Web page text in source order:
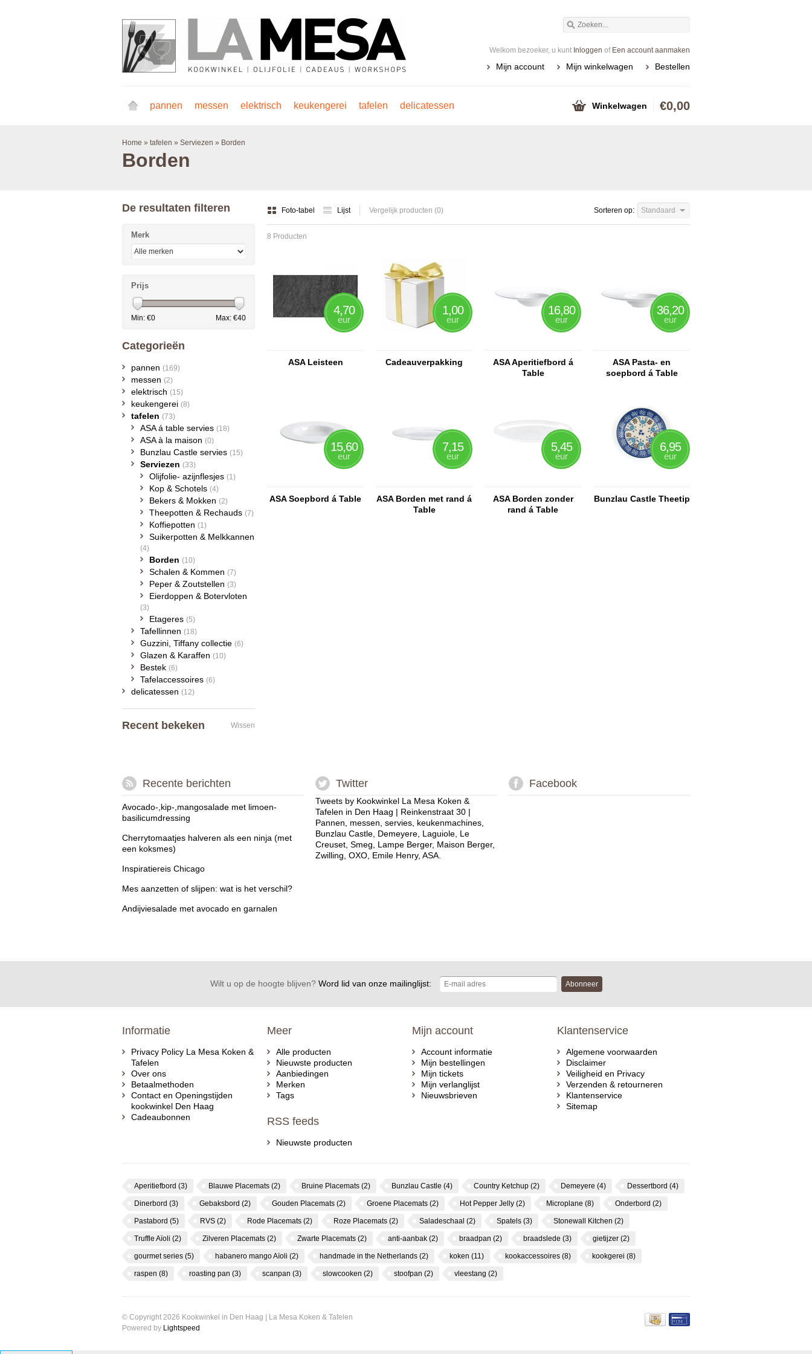
Welkom bezoeker, u kunt Inloggen of Een account aanmaken
Mijn account Mijn winkelwagen Bestellen
pannen messen elektrisch keukengerei tafelen delicatessen Winkelwagen €0,00
Home » tafelen » Serviezen » Borden
Borden
Foto-tabel Lijst Vergelijk producten (0) Sorteren op: Standaard
8 Producten
4,70
eur
ASA Leisteen
1,00
eur
Cadeauverpakking
16,80
eur
ASA Aperitiefbord á
Table
36,20
eur
ASA Pasta- en
soepbord á Table
15,60
eur
ASA Soepbord á Table
7,15
eur
ASA Borden met rand á
Table
5,45
eur
ASA Borden zonder
rand á Table
6,95
eur
Bunzlau Castle Theetip
De resultaten filteren
Merk
Prijs
Min: €0 Max: €40
Categorieën
pannen (169)
messen (2)
elektrisch (15)
keukengerei (8)
tafelen (73)
ASA á table servies (18)
ASA à la maison (0)
Bunzlau Castle servies (15)
Serviezen (33)
Olijfolie- azijnflesjes (1)
Kop & Schotels (4)
Bekers & Mokken (2)
Theepotten & Rechauds (7)
Koffiepotten (1)
Suikerpotten & Melkkannen
(4)
Borden (10)
Schalen & Kommen (7)
Peper & Zoutstellen (3)
Eierdoppen & Botervloten
(3)
Etageres (5)
Tafellinnen (18)
Guzzini, Tiffany collectie (6)
Glazen & Karaffen (10)
Bestek (6)
Tafelaccessoires (6)
delicatessen (12)
Recent bekeken Wissen
Recente berichten
Avocado-,kip-,mangosalade met limoen-
basilicumdressing
Cherrytomaatjes halveren als een ninja (met
een koksmes)
Inspiratiereis Chicago
Mes aanzetten of slijpen: wat is het verschil?
Andijviesalade met avocado en garnalen
Twitter
Tweets by Kookwinkel La Mesa Koken &
Tafelen in Den Haag | Reinkenstraat 30 |
Pannen, messen, servies, keukenmachines,
Bunzlau Castle, Demeyere, Laguiole, Le
Creuset, Smeg, Lampe Berger, Maison Berger,
Zwilling, OXO, Emile Henry, ASA.
Facebook
Wilt u op de hoogte blijven?Word lid van onze mailinglijst: Abonneer
Informatie
Privacy Policy La Mesa Koken &
Tafelen
Over ons
Betaalmethoden
Contact en Openingstijden
kookwinkel Den Haag
Cadeaubonnen
Meer
Alle producten
Nieuwste producten
Aanbiedingen
Merken
Tags
RSS feeds
Nieuwste producten
Mijn account
Account informatie
Mijn bestellingen
Mijn tickets
Mijn verlanglijst
Nieuwsbrieven
Klantenservice
Algemene voorwaarden
Disclaimer
Veiligheid en Privacy
Verzenden & retourneren
Klantenservice
Sitemap
Aperitiefbord (3) Blauwe Placemats (2) Bruine Placemats (2) Bunzlau Castle (4) Country Ketchup (2) Demeyere (4) Dessertbord (4)
Dinerbord (3) Gebaksbord (2) Gouden Placemats (2) Groene Placemats (2) Hot Pepper Jelly (2) Microplane (8) Onderbord (2)
Pastabord (5) RVS (2) Rode Placemats (2) Roze Placemats (2) Saladeschaal (2) Spatels (3) Stonewall Kitchen (2)
Truffle Aïoli (2) Zilveren Placemats (2) Zwarte Placemats (2) anti-aanbak (2) braadpan (2) braadslede (3) gietijzer (2)
gourmet series (5) habanero mango Aïoli (2) handmade in the Netherlands (2) koken (11) kookaccessoires (8) kookgerei (8)
raspen (8) roasting pan (3) scanpan (3) slowcooken (2) stoofpan (2) vleestang (2)
© Copyright 2026 Kookwinkel in Den Haag | La Mesa Koken & Tafelen
Powered by Lightspeed